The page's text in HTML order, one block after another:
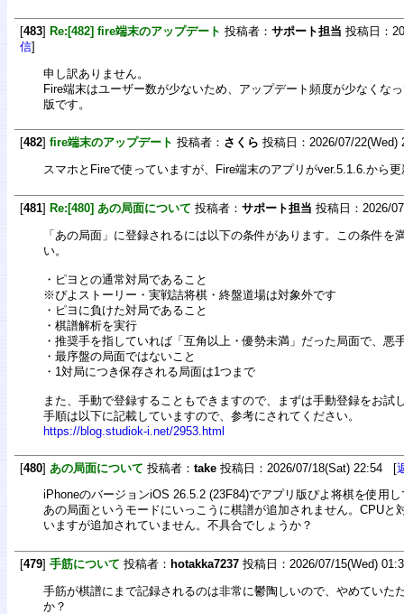
[483] Re:[482] fire端末のアップデート 投稿者： サポート担当 投稿日：
信]
申し訳ありません。
Fire端末はユーザー数が少ないため、アップデート頻度が少なくな
版です。
[482] fire端末のアップデート 投稿者： さくら 投稿日：2026/07/
スマホとFireで使っていますが、Fire端末のアプリがver.5.1.6.から
[481] Re:[480] あの局面について 投稿者： サポート担当 投稿日：2026/
「あの局面」に登録されるには以下の条件があります。この条件を
い。
・ピヨとの通常対局であること
※ぴよストーリー・実戦詰将棋・終盤道場は対象外です
・ピヨに負けた対局であること
・棋譜解析を実行
・推奨手を指していれば「互角以上・優勢未満」だった局面で、悪
・最序盤の局面ではないこと
・1対局につき保存される局面は1つまで
また、手動で登録することもできますので、まずは手動登録をお試
手順は以下に記載していますので、参考にされてください。
https://blog.studiok-i.net/2953.html
[480] あの局面について 投稿者： take 投稿日：2026/07/18(Sat) 22:54 [
iPhoneのバージョンiOS 26.5.2 (23F84)でアプリ版ぴよ将棋を使用
あの局面というモードにいっこうに棋譜が追加されません。CPUと
いますが追加されていません。不具合でしょうか？
[479] 手筋について 投稿者： hotakka7237 投稿日：2026/07/15(Wed)
手筋が棋譜にまで記録されるのは非常に鬱陶しいので、やめていた
か？